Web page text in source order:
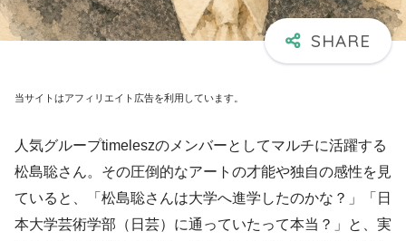
当サイトはアフィリエイト広告を利用しています。
人気グループtimeleszのメンバーとしてマルチに活躍する
松島聡さん。その圧倒的なアートの才能や独自の感性を見
ていると、「松島聡さんは大学へ進学したのかな？」「日
本大学芸術学部（日芸）に通っていたって本当？」と、実